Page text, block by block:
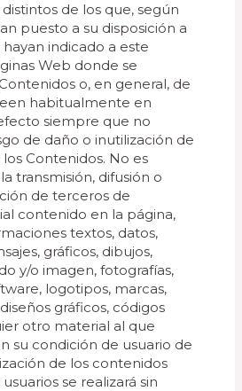
de los que, según
puesto a su disposición a
indicado a este
Web donde se
o, en general, de
habitualmente en
siempre que no
de daño o inutilización de
los Contenidos. No es
transmisión, difusión o
de terceros de
contenido en la página,
textos, datos,
gráficos, dibujos,
y/o imagen, fotografías,
logotipos, marcas,
gráficos, códigos
otro material al que
su condición de usuario de
de los contenidos
se realizará sin